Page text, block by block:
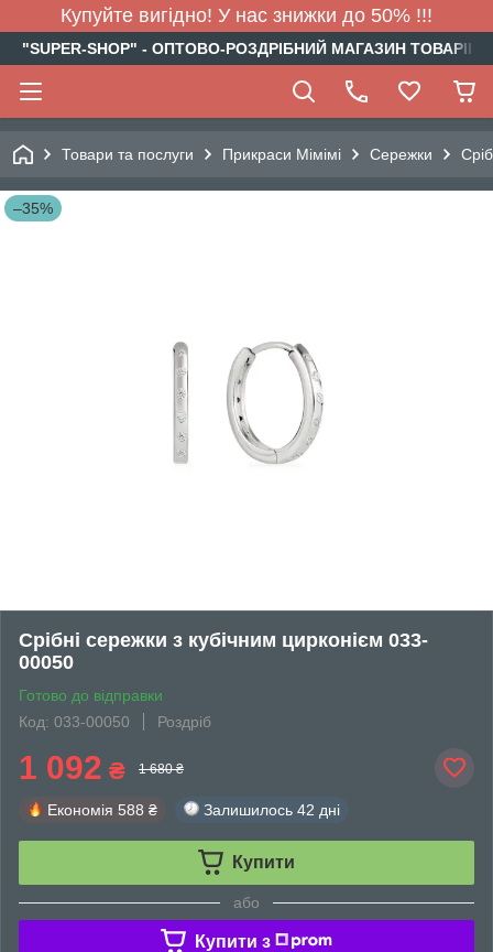
Купуйте вигідно! У нас знижки до 50% !!!
"SUPER-SHOP" - ОПТОВО-РОЗДРІБНИЙ МАГАЗИН
Товари та послуги Прикраси Мімімі Сережки
–35%
Срібні сережки з кубічним цирконієм 033-
00050
Готово до відправки
Код: 033-00050
Роздріб
1 092 ₴ 1 680 ₴
Економія 588 ₴ Залишилось 42 дні
Купити
або
Купити з